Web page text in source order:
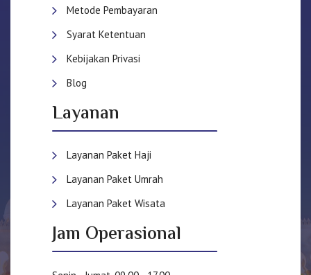
Metode Pembayaran
Syarat Ketentuan
Kebijakan Privasi
Blog
Layanan
Layanan Paket Haji
Layanan Paket Umrah
Layanan Paket Wisata
Jam Operasional